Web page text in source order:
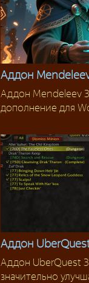
Аддоны 3.3.5
Аддон
Аддон Mendeleev
дополнение для
Аддоны 3.3.5
Аддон
Аддон UberQuest
значительно